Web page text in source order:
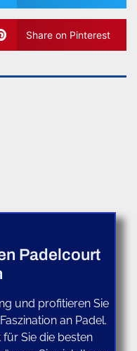
Share on Pinterest
Padelcourt
und profitieren Sie
an Padel.
Sie die besten